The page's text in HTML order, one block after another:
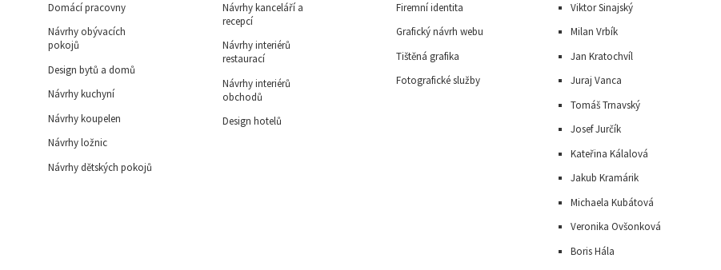
Domácí pracovny
Návrhy obývacích
pokojů
Design bytů a domů
Návrhy kuchyní
Návrhy koupelen
Návrhy ložnic
Návrhy dětských pokojů
Návrhy kanceláří a
recepcí
Návrhy interiérů
restaurací
Návrhy interiérů
obchodů
Design hotelů
Firemní identita
Grafický návrh webu
Tištěná grafika
Fotografické služby
Viktor Sinajský
Milan Vrbík
Jan Kratochvíl
Juraj Vanca
Tomáš Trnavský
Josef Jurčík
Kateřina Kálalová
Jakub Kramárik
Michaela Kubátová
Veronika Ovšonková
Boris Hála